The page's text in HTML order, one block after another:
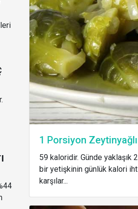
1 Porsiyon
59 kaloridir. Günde yaklaşık
bir yetişkinin günlük kalori
karşılar...